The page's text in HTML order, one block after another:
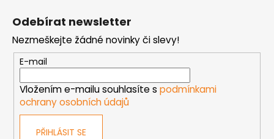
p
r
v
k
y
í
Odebírat newsletter
Nezmeškejte žádné novinky či slevy!
E-mail
Vložením e-mailu souhlasíte s podmínkami
ochrany osobních údajů
PŘIHLÁSIT SE